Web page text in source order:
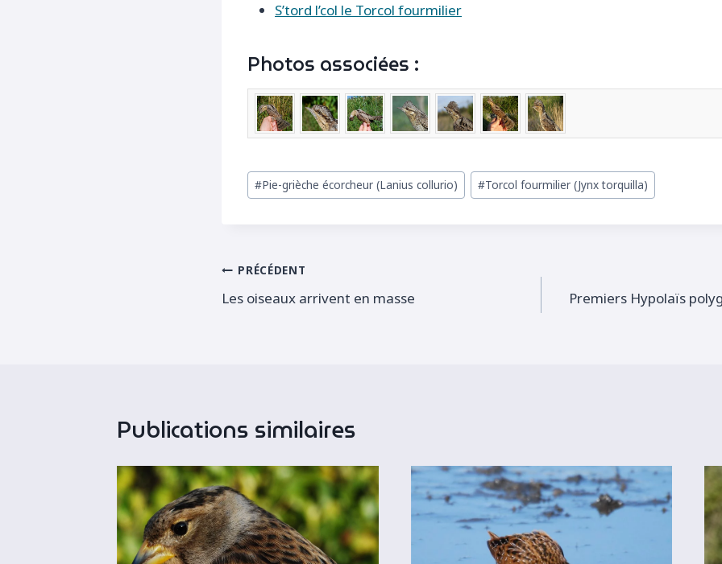
S’tord l’col le Torcol fourmilier
Photos associées :
Étiquettes
de
#Pie-grièche écorcheur (Lanius collurio) #Torcol fourmilier (Jynx torquilla)
Navigation
de
PRÉCÉDENT
Les oiseaux arrivent en masse Premiers Hypolaïs
Publications similaires